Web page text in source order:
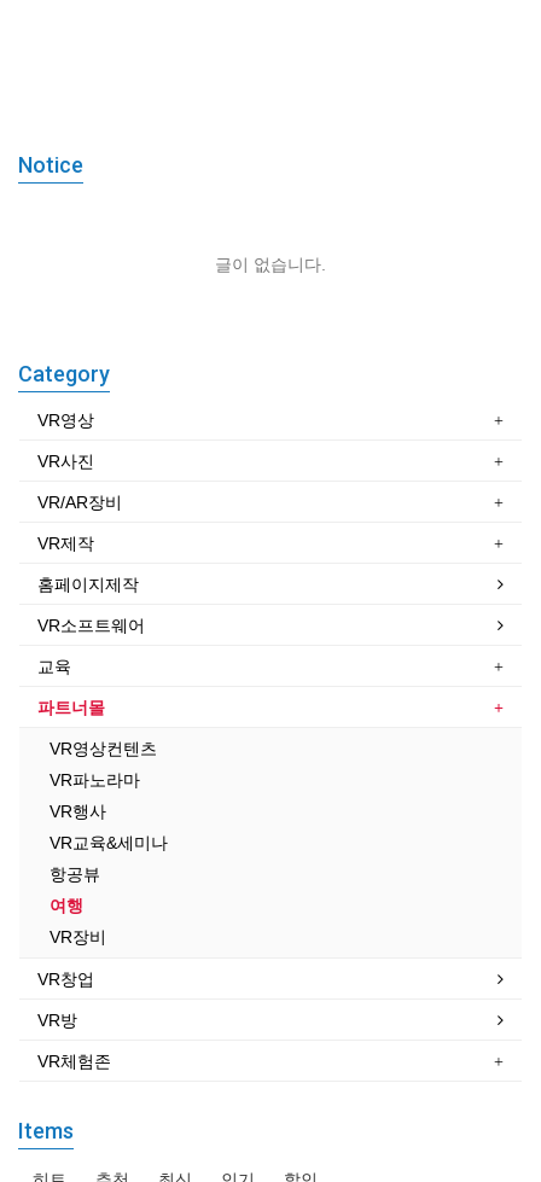
Notice
글이 없습니다.
Category
VR영상
VR사진
VR/AR장비
VR제작
홈페이지제작
VR소프트웨어
교육
파트너몰
VR영상컨텐츠
VR파노라마
VR행사
VR교육&세미나
항공뷰
여행
VR장비
VR창업
VR방
VR체험존
Items